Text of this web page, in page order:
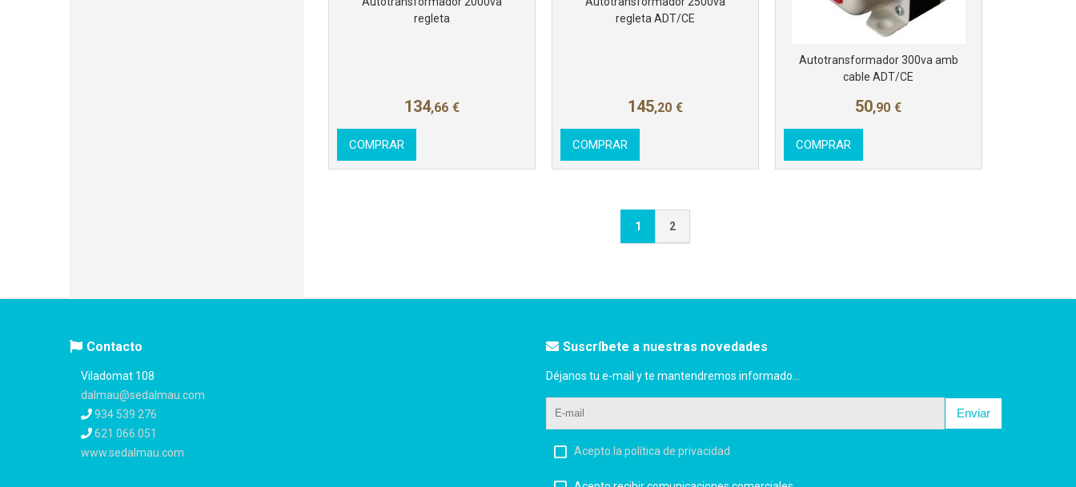
regleta
134,66 €
COMPRAR
regleta ADT/CE
145,20 €
COMPRAR
Autotransformador 300va amb
cable ADT/CE
50,90 €
COMPRAR
1 2
Contacto
Viladomat 108
dalmau@sedalmau.com
934 539 276
621 066 051
www.sedalmau.com
Suscríbete a nuestras novedades
Déjanos tu e-mail y te mantendremos informado...
Enviar
Acepto la política de privacidad